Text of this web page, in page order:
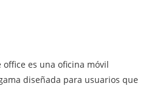
es una oficina móvil
diseñada para usuarios que